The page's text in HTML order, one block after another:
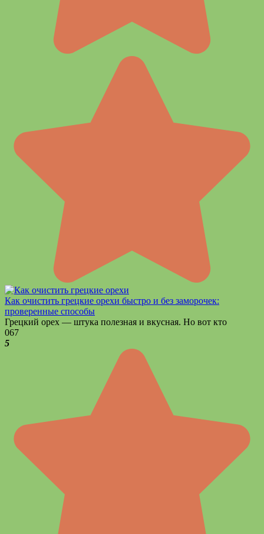
Как очистить грецкие орехи быстро и без заморочек:
проверенные способы
Грецкий орех — штука полезная и вкусная. Но вот кто
067
5